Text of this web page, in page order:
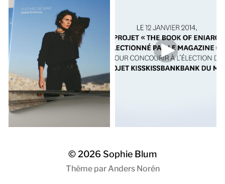
© 2026 Sophie Blum
Thème parAnders Norén